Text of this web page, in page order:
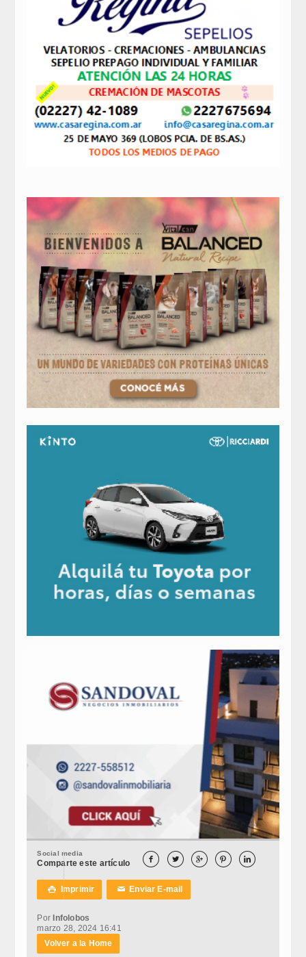
Social media
Comparte este artículo     
 Imprimir ✉Enviar E-mail
Por Infolobos
marzo 28, 2024 16:41
Volver a la Home